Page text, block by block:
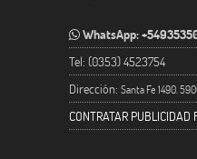
WhatsApp:
Tel: (0353) 4523754
Dirección: Santa Fe 1490.
CONTRATAR PUBLICIDAD